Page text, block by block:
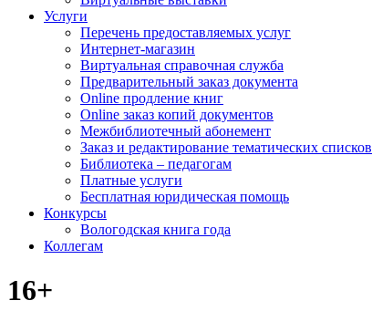
Услуги
Перечень предоставляемых услуг
Интернет-магазин
Виртуальная справочная служба
Предварительный заказ документа
Online продление книг
Online заказ копий документов
Межбиблиотечный абонемент
Заказ и редактирование тематических списков
Библиотека – педагогам
Платные услуги
Бесплатная юридическая помощь
Конкурсы
Вологодская книга года
Коллегам
16+